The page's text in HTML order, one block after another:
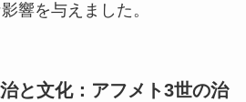
響を与えました。
と文化：アフメト3世の治